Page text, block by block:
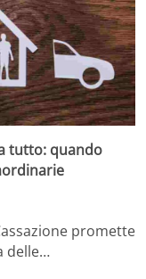
tutto: quando
promette
delle…